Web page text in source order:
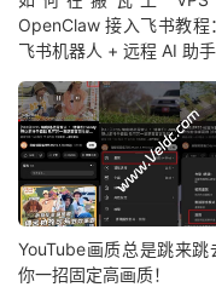
OpenClaw 接入飞书教程
飞书机器人 + 远程 AI 助手
YouTube画质总是跳来跳
你一招固定高画质！